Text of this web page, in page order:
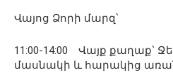
Վայոց Ձորի մարզ՝
11:00-14:00 Վայք քաղաք՝
մասնակի և հարակից